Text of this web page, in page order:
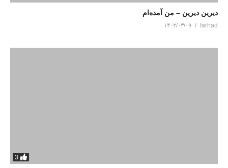
دیرین دیرین – من آمده‌ام
farhad ۱۴۰۲/۰۳/۰۹
3